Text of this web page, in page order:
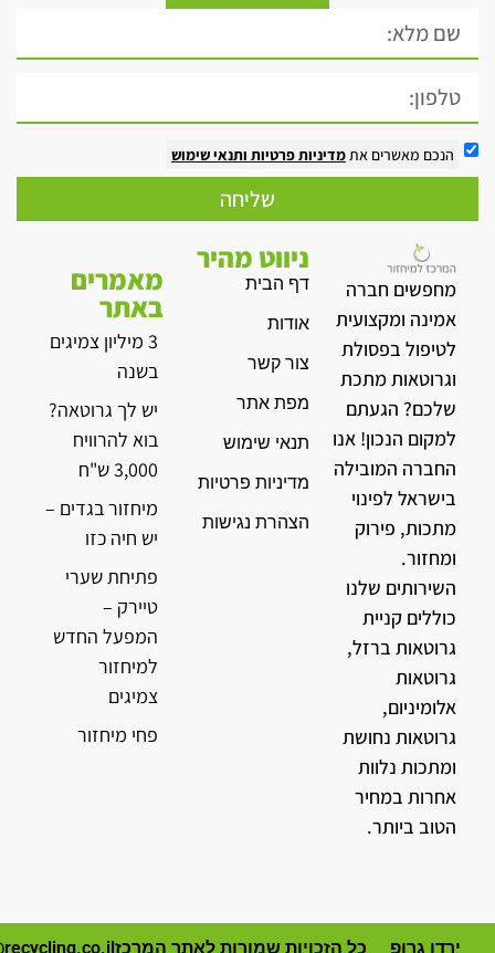
הנכם מאשרים אתמדיניות פרטיות ותנאי שימוש
שליחה
מחפשים חברה
אמינה ומקצועית
לטיפול בפסולת
וגרוטאות מתכת
שלכם? הגעתם
למקום הנכון! אנו
החברה המובילה
בישראל לפינוי
מתכות, פירוק
ומחזור.
השירותים שלנו
כוללים קניית
גרוטאות ברזל,
גרוטאות
אלומיניום,
גרוטאות נחושת
ומתכות נלוות
אחרות במחיר
הטוב ביותר.
ניווט מהיר
דף הבית
אודות
צור קשר
מפת אתר
תנאי שימוש
מדיניות פרטיות
הצהרת נגישות
מאמרים
באתר
3 מיליון צמיגים
בשנה
יש לך גרוטאה?
בוא להרוויח
3,000 ש"ח
מיחזור בגדים –
יש חיה כזו
פתיחת שערי
טיירק –
המפעל החדש
למיחזור
צמיגים
פחי מיחזור
ירדן גרופ כל הזכויות שמורות לאתר המרכז